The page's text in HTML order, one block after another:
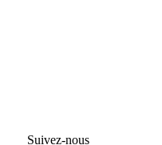
Suivez-nous